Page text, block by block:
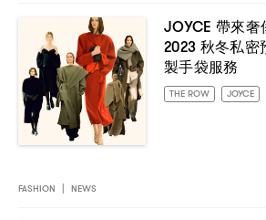
JOYCE 帶來奢
2023 秋冬私密
製手袋服務
THE ROW JOYCE
FASHION NEWS